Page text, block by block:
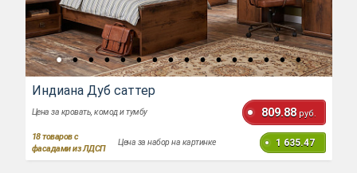
Индиана Дуб саттер
Цена за кровать, комод и тумбу 809.88 руб.
18товаров с
фасадами из ЛДСП
Цена за набор на картинке 1 635.47